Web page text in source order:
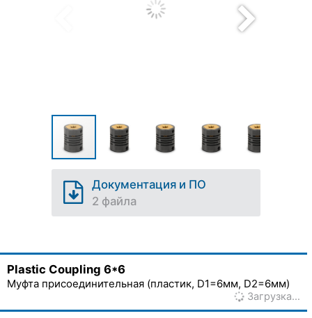
Документация и ПО
2 файла
Plastic Coupling 6*6
Муфта присоединительная (пластик, D1=6мм, D2=6мм)
Загрузка…